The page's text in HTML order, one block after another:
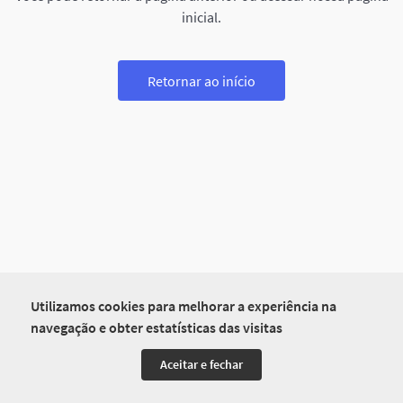
Utilizamos cookies para melhorar a experiência na
navegação e obter estatísticas das visitas
Aceitar e fechar
inicial.
Retornar ao início